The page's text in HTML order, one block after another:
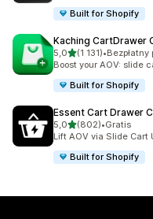
Built for Shopify
Kaching CartDrawer
5,0na 5 gwiazdek
(1 131)
Łączna liczba recenzji:
•
Boost your AOV: slide
Built for Shopify
Essent Cart Drawer
5,0na 5 gwiazdek
(802)
Łączna liczba recenzji:
•Gratis
Lift AOV via Slide Cart
Built for Shopify